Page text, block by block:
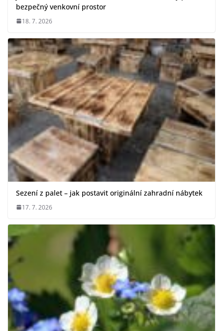
bezpečný venkovní prostor
18. 7. 2026
Sezení z palet – jak postavit originální zahradní nábytek
17. 7. 2026